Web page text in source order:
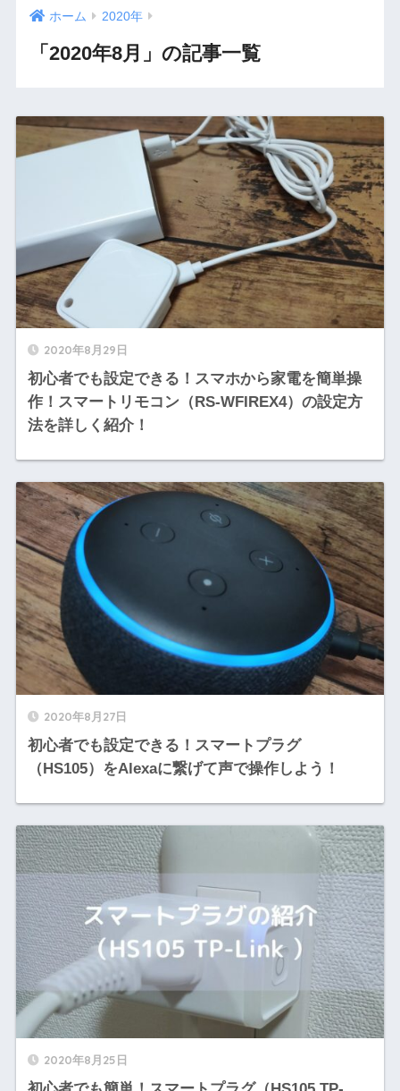
ホーム 2020年
「2020年8月」の記事一覧
2020年8月29日
初心者でも設定できる！スマホから家電を簡単操
作！スマートリモコン（RS-WFIREX4）の設定方
法を詳しく紹介！
2020年8月27日
初心者でも設定できる！スマートプラグ
（HS105）をAlexaに繋げて声で操作しよう！
2020年8月25日